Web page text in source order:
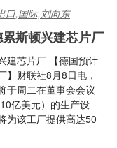
口,国际,刘向东
斯顿兴建芯片厂
建芯片厂 【德国预计
】财联社8月8日电，
于周二在董事会会议
亿美元）的生产设
为该工厂提供高达50